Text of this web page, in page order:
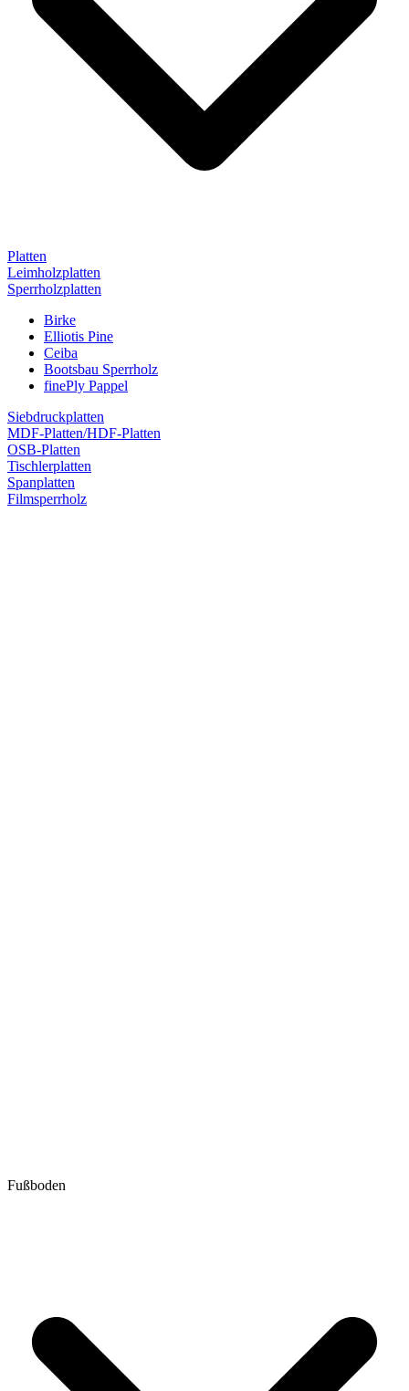
Platten
Leimholzplatten
Sperrholzplatten
Birke
Elliotis Pine
Ceiba
Bootsbau Sperrholz
finePly Pappel
Siebdruckplatten
MDF-Platten/HDF-Platten
OSB-Platten
Tischlerplatten
Spanplatten
Filmsperrholz
Fußboden